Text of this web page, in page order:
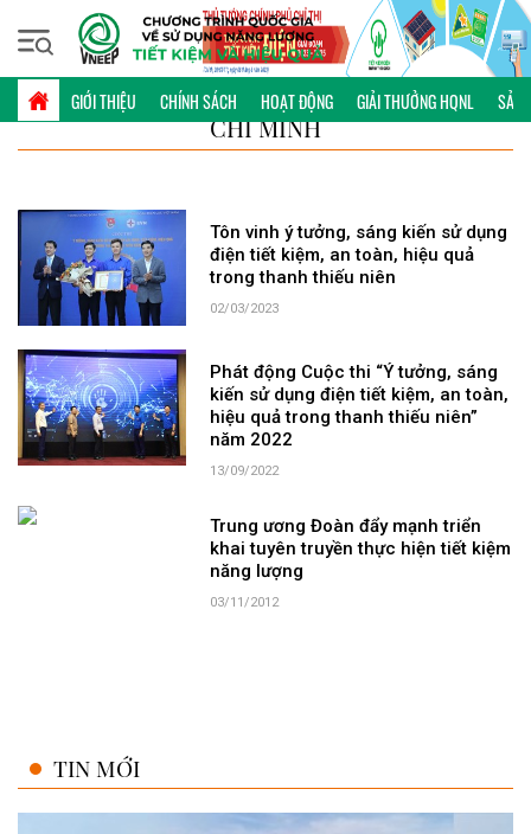
GIỚI THIỆU CHÍNH SÁCH HOẠT ĐỘNG GIẢI THƯỞNG HQNL SẢN
Thứ bảy, 08/08/2026 | 13:55 GMT+7
TỪ KHÓA: TRUNG ƯƠNG ĐOÀN TNCS HỒ
CHÍ MINH
Tôn vinh ý tưởng, sáng kiến sử dụng
điện tiết kiệm, an toàn, hiệu quả
trong thanh thiếu niên
02/03/2023
Phát động Cuộc thi “Ý tưởng, sáng
kiến sử dụng điện tiết kiệm, an toàn,
hiệu quả trong thanh thiếu niên”
năm 2022
13/09/2022
Trung ương Đoàn đẩy mạnh triển
khai tuyên truyền thực hiện tiết kiệm
năng lượng
03/11/2012
TIN MỚI